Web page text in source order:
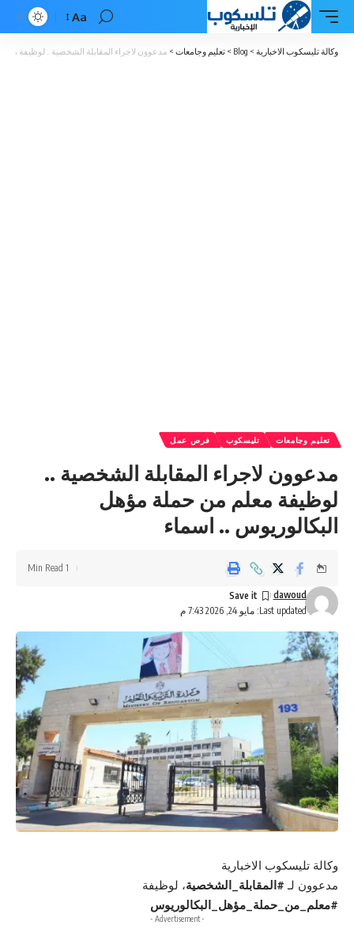
Font
Resizer
Aa
وكالة تليسكوب الاخبارية >
Blog
> تعليم وجامعات > مدعوون لاجراء المقابلة الشخصية .. لوظيفة
تعليم وجامعات تليسكوب فرص عمل
مدعوون لاجراء المقابلة الشخصية ..
لوظيفة معلم من حملة مؤهل
البكالوريوس .. اسماء
Last updated: مايو 24, 2026 7:43 م
dawoud
1 Min Read
وكالة تليسكوب الاخبارية
مدعوون لـ #المقابلة_الشخصية، لوظيفة
#معلم_من_حملة_مؤهل_البكالوريوس
- Advertisement -